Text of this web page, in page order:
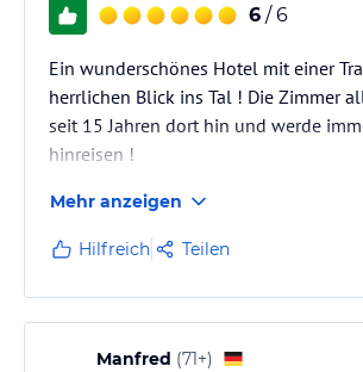
6 / 6
Ein wunderschönes Hotel mit einer
herrlichen Blick ins Tal ! Die Zimmer
seit 15 Jahren dort hin und werde
hinreisen !
Mehr anzeigen
Hilfreich Teilen
Manfred (71+)